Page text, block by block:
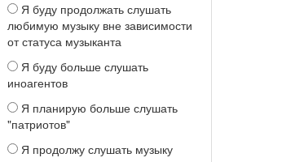
Я буду продолжать слушать
любимую музыку вне зависимости
от статуса музыканта
Я буду больше слушать
иноагентов
Я планирую больше слушать
"патриотов"
Я продолжу слушать музыку